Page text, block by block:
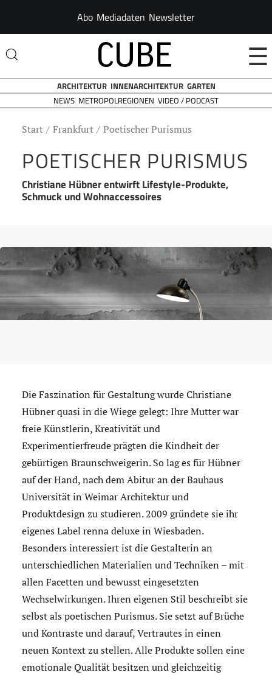
Abo Mediadaten Newsletter
☰
ARCHITEKTUR INNENARCHITEKTUR GARTEN
NEWS METROPOLREGIONEN VIDEO / PODCAST
Start Frankfurt Poetischer Purismus
POETISCHER PURISMUS
Christiane Hübner entwirft Lifestyle-Produkte,
Schmuck und Wohnaccessoires
Die Faszination für Gestaltung wurde Christiane
Hübner quasi in die Wiege gelegt: Ihre Mutter war
freie Künstlerin, Kreativität und
Experimentierfreude prägten die Kindheit der
gebürtigen Braunschweigerin. So lag es für Hübner
auf der Hand, nach dem Abitur an der Bauhaus
Universität in Weimar Architektur und
Produktdesign zu studieren. 2009 gründete sie ihr
eigenes Label renna deluxe in Wiesbaden.
Besonders interessiert ist die Gestalterin an
unterschiedlichen Materialien und Techniken – mit
allen Facetten und bewusst eingesetzten
Wechselwirkungen. Ihren eigenen Stil beschreibt sie
selbst als poetischen Purismus. Sie setzt auf Brüche
und Kontraste und darauf, Vertrautes in einen
neuen Kontext zu stellen. Alle Produkte sollen eine
emotionale Qualität besitzen und gleichzeitig